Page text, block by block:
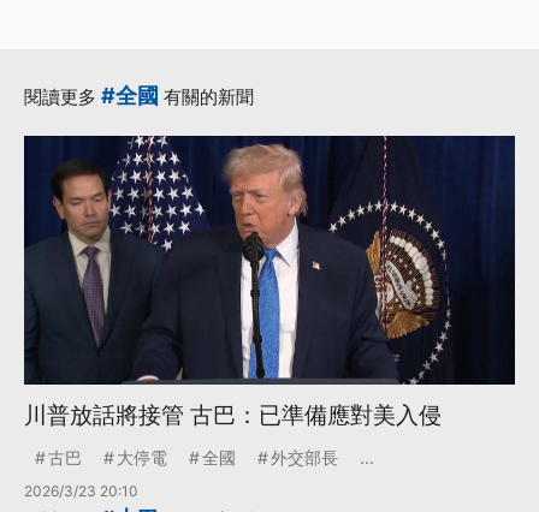
閱讀更多 #全國 有關的新聞
川普放話將接管 古巴：已準備應對美入侵
古巴 大停電 全國 外交部長 ...
2026/3/23 20:10